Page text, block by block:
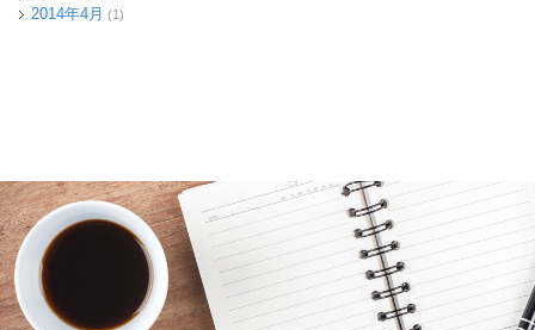
2014年4月 (1)